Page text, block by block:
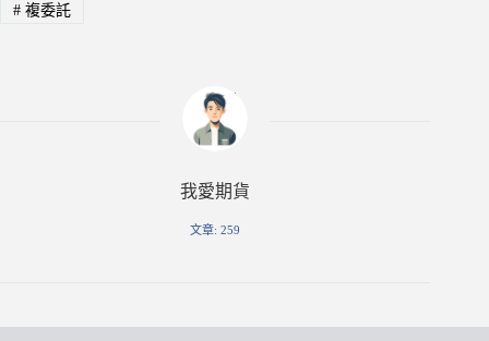
#複委託
我愛期貨
文章: 259